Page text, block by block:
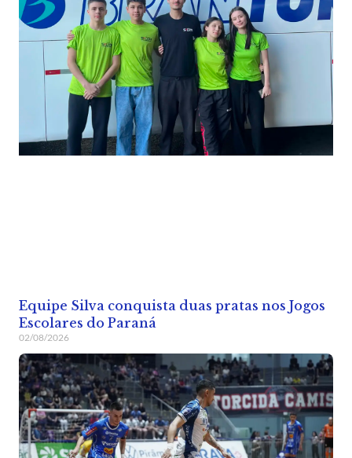
Equipe Silva conquista duas pratas nos Jogos
Escolares do Paraná
02/08/2026